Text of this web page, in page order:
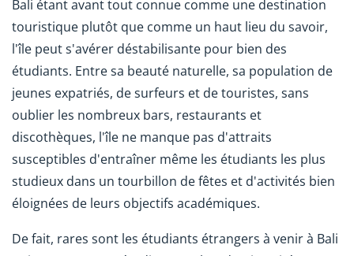
Bali étant avant tout connue comme une destination
touristique plutôt que comme un haut lieu du savoir,
l'île peut s'avérer déstabilisante pour bien des
étudiants. Entre sa beauté naturelle, sa population de
jeunes expatriés, de surfeurs et de touristes, sans
oublier les nombreux bars, restaurants et
discothèques, l'île ne manque pas d'attraits
susceptibles d'entraîner même les étudiants les plus
studieux dans un tourbillon de fêtes et d'activités bien
éloignées de leurs objectifs académiques.
De fait, rares sont les étudiants étrangers à venir à Bali